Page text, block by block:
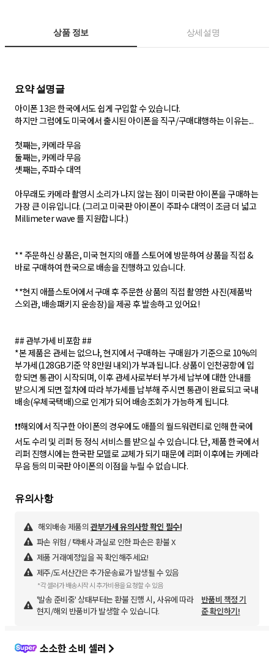
상품 정보 상세설명
요약 설명글
아이폰 13은 한국에서도 쉽게 구입할 수 있습니다.
하지만 그럼에도 미국에서 출시된 아이폰을 직구/구매대행하는 이유는...
첫째는, 카메라 무음
둘째는, 카메라 무음
셋째는, 주파수 대역
아무래도 카메라 촬영시 소리가 나지 않는 점이 미국판 아이폰을 구매하는
가장 큰 이유입니다. (그리고 미국판 아이폰이 주파수 대역이 조금 더 넓고
Millimeter wave 를 지원합니다.)
** 주문하신 상품은, 미국 현지의 애플 스토어에 방문하여 상품을 직접 &
바로 구매하여 한국으로 배송을 진행하고 있습니다.
**현지 애플스토어에서 구매 후 주문한 상품의 직접 촬영한 사진(제품박
스외관, 배송패키지 운송장)을 제공 후 발송하고 있어요!
## 관부가세 비포함 ##
*본 제품은 관세는 없으나, 현지에서 구매하는 구매원가 기준으로 10%의
부가세(128GB기준 약 8만원 내외)가 부과됩니다. 상품이 인천공항에 입
항되면 통관이 시작되며, 이후 관세사로부터 부가세 납부에 대한 안내를
받으시게 되면 절차에 따라 부가세를 납부해 주시면 통관이 완료되고 국내
배송(우체국택배)으로 인계가 되어 배송조회가 가능하게 됩니다.
❗️❗️해외에서 직구한 아이폰의 경우에도 애플의 월드워런티로 인해 한국에
서도 수리 및 리퍼 등 정식 서비스를 받으실 수 있습니다. 단, 제품 한국에서
리퍼 진행시에는 한국판 모델로 교체가 되기 때문에 리퍼 이후에는 카메라
무음 등의 미국판 아이폰의 이점을 누릴 수 없습니다.
유의사항
해외배송 제품의 관부가세 유의사항 확인 필수!
파손 위험 / 택배사 과실로 인한 파손은 환불 X
제품 거래예정일을 꼭 확인해주세요!
제주/도서산간은 추가운송료가 발생될 수 있음
*각 셀러가 배송시작 시 추가비용을 요청할 수 있음
'발송 준비중' 상태부터는 환불 진행 시, 사유에 따라
현지/해외 반품비가 발생할 수 있습니다.
반품비 책정 기
준 확인하기!
소소한 소비 셀러